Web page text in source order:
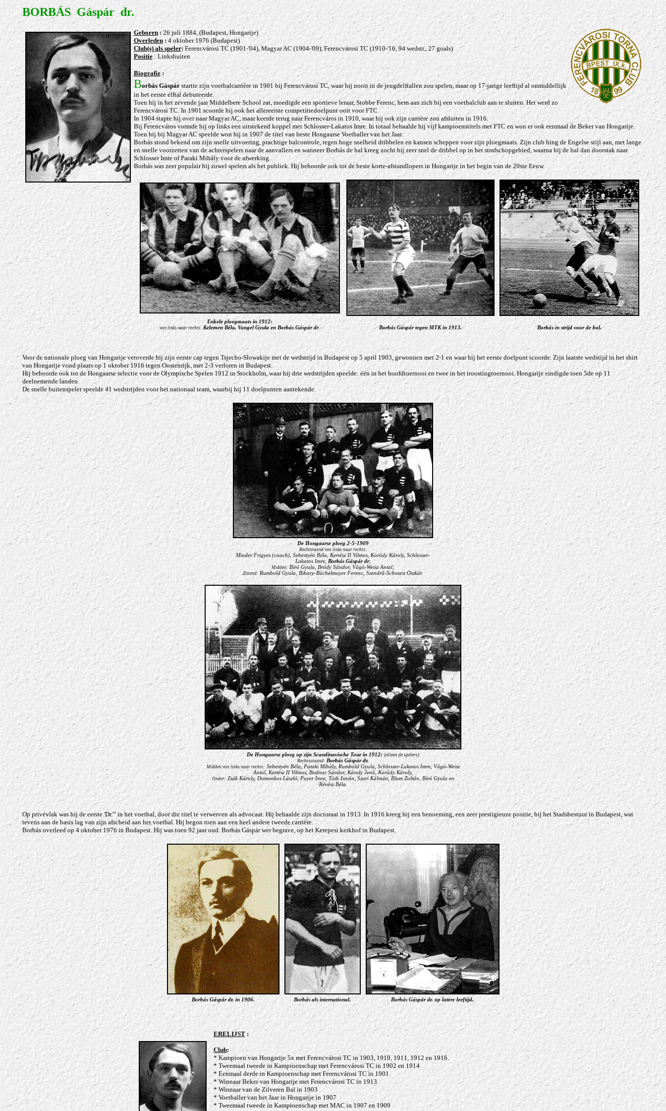
BORBÁS Gáspár dr.
Geboren:26 juli 1884,(Budapest, Hongarije)
Overleden:4 oktober 1976 (Budapest)
Club(s) als speler:Ferencvárosi TC (1901-'04), Magyar AC (1904-'09), Ferencvárosi TC (1910-'16, 94 wedstr., 27 goals)
Positie : Linksbuiten
Biografie:
Borbás Gáspárstartte zijn voetbalcarrière in 1901 bij Ferencvárosi TC, waar hij nooit in de jeugdelftallen zou spelen, maar op 17-jarige leeftijd al onmiddellijk
in het eerste elftal debuteerde.
Toen hij in het zevende jaar Middelbere School zat, moedigde een sportieve leraar, Stobbe Ferenc, hem aan zich bij een voetbalclub aan te sluiten. Het werd zo
Ferencvárosi TC. In 1901 scoorde hij ook het allereerste competitiedoelpunt ooit voor FTC.
In 1904 stapte hij over naar Magyar AC, maar keerde terug naar Ferencváros in 1910, waar hij ook zijn carrière zou afsluiten in 1916.
Bij Ferencváros vormde hij op links een uitstekend koppel met Schlosser-Lakatos Imre. In totaal behaalde hij vijf kampioenstitels met FTC en won er ook eenmaal de Beker van Hongarije.
Toen hij bij Magyar AC speelde won hij in 1907 de titel van beste Hongaarse Voetballer van het Jaar.
Borbás stond bekend om zijn snelle uitvoering, prachtige balcontrole, tegen hoge snelheid dribbelen en kansen scheppen voor zijn ploegmaats. Zijn club hing de Engelse stijl aan, met lange
en snelle voorzetten van de achterspelers naar de aanvallers en wanneer Borbás de bal kreeg zocht hij zeer snel de dribbel op in het strafschopgebied, waarna hij de bal dan doorstak naar
Schlosser Imre of Pataki Mihály voor de afwerking.
Borbás was zeer populair bij zowel spelers als het publiek. Hij behoorde ook tot de beste korte-afstandlopers in Hongarije in het begin van de 20ste Eeuw.
Enkele ploegmaats in 1912:
van links naar rechts: Kelemen Béla, Vangel Gyula en Borbás Gáspár dr. Borbás Gáspár tegen MTK in 1913. Borbás in strijd voor de bal.
Voor de nationale ploeg van Hongarije veroverde hij zijn eerste cap tegen Tsjecho-Slowakije met de wedstrijd in Budapest op 5 april 1903, gewonnen met 2-1 en waar hij het eerste doelpunt scoorde. Zijn laatste wedstijd in het shirt
van Hongarije vond plaats op 1 oktober 1916 tegen Oostenrijk, met 2-3 verloren in Budapest.
Hij behoorde ook tot de Hongaarse selectie voor de Olympische Spelen 1912 in Stockholm, waar hij drie wedstrijden speelde: één in het hoofdtoernooi en twee in het troostingtoernooi. Hongarije eindigde toen 5de op 11
deelnemende landen.
De snelle buitenspeler speelde 41 wedstrijden voor het nationaal team, waarbij hij 11 doelpunten aantekende.
De Hongaarse ploeg 2-5-1909
Rechtstaand van links naar rechts:
Minder Frigyes (coach), Sebestyén Béla, Kertész II Vilmos, Koródy Károly, Schlosser-
Lakatos Imre, Borbás Gáspár dr;
Midden: Bíró Gyula, Bródy Sándor, Vágó-Weisz Antal;
Zittend: Rumbold Gyula, Bihary-Büchelmayer Ferenc, Szendrő-Schwarz Oszkár.
De Hongaarse ploeg op zijn Scandinavische Tour in 1912:(alleen de spelers)
Rechtsstaand: Borbás Gáspár dr.
Midden van links naar rechts: Sebestyén Béla, Pataki Mihály, Rumbold Gyula, Schlosser-Lakatos Imre, Vágó-Weisz
Antal, Kertész II Vilmos, Bodnar Sándor, Károly Jenõ, Koródy Károly,
Onder:Zsák Károly, Domonkos László, Payer Imre, Tóth István, Szuri Kálmán, Blum Zoltán, Bíró Gyula en
Révész Béla.
Op privévlak was hij de eerste 'Dr.'" in het voetbal, door die titel te verwerven als advocaat. Hij behaalde zijn doctoraat in 1913. In 1916 kreeg hij een benoeming, een zeer prestigieuze positie, bij het Stadsbestuur in Budapest, wat
tevens aan de basis lag van zijn afscheid aan het voetbal. Hij begon toen aan een heel andere tweede carrière.
Borbás overleed op4 oktober 1976in Budapest. Hij was toen 92 jaar oud. Borbás Gáspár wer begrave, op het Kerepesi kerkhof in Budapest.
Borbás Gáspár dr. in 1906. Borbás als international. Borbás Gáspár dr. op latere leeftijd.
ERELIJST:
Club:
* Kampioen van Hongarije 5x met Ferencvárosi TC in 1903, 1910, 1911, 1912 en 1916.
* Tweemaal tweede in Kampioenschap met Ferencvárosi TC in 1902 en 1914
* Eenmaal derde in Kampioenschap met Ferencvárosi TC in 1901
* Winnaar Beker van Hongarije met Ferencvárosi TC in 1913
* Winnaar van de Zilveren Bal in 1903
* Voetballer van het Jaar in Hongarije in 1907
* Tweemaal tweede in Kampioenschap met MAC in 1907 en 1909